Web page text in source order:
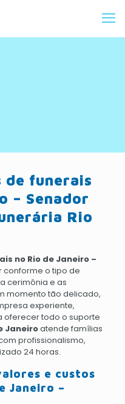
de funerais
– Senador
Rio
no Rio de Janeiro –
conforme o tipo de
cerimônia e as
momento tão delicado,
experiente,
todo o suporte
Janeiroatende famílias
profissionalismo,
24 horas.
e custos
Janeiro –